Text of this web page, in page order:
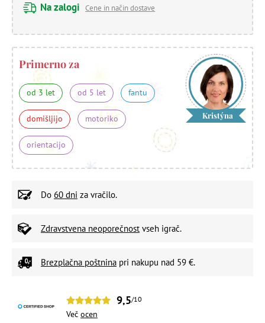
Na zalogi Cene in način dostave
Primerno za
od 3 let od 5 let fantu
domišljijo motoriko
orientacijo
Kristýna
Do 60 dni za vračilo.
Zdravstvena neoporečnost vseh igrač.
Brezplačna poštnina pri nakupu nad 59 €.
9,5/10
Več ocen